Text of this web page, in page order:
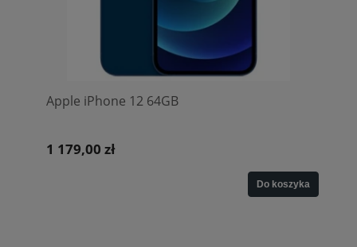
Apple iPhone 12 64GB
1 179,00 zł
Do koszyka